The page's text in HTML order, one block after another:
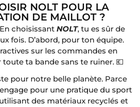
NOLT POUR LA
DE MAILLOT ?
choisissant NOLT, tu es sûr de
fois. D’abord, pour ton équipe.
sur les commandes en
ta bande sans te ruiner. 💶
pour notre belle planète. Parce
pour une pratique du sport
des matériaux recyclés et